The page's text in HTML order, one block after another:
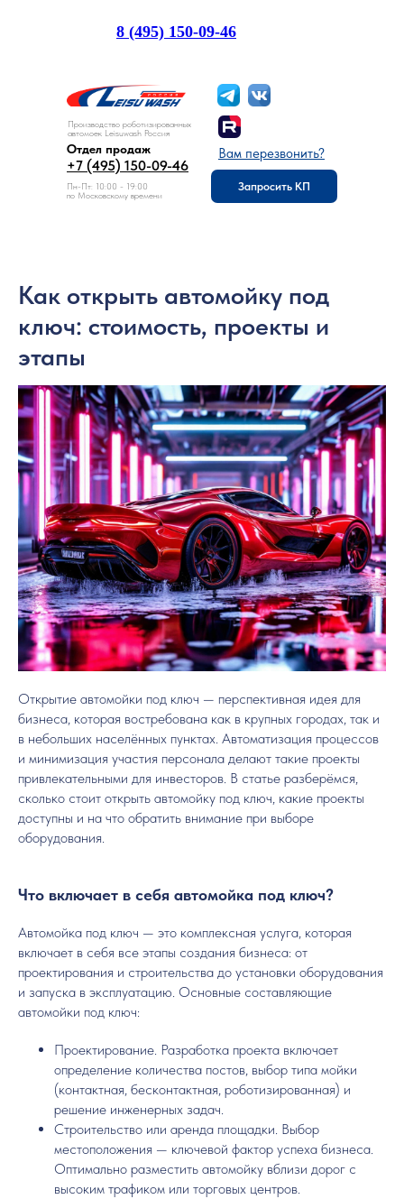
Производство роботизированных
автомоек Leisuwash Россия
+7 (495) 150-09-46
Отдел продаж
Пн-Пт: 10:00 - 19:00
по Московскому времени
Вам перезвонить?
Запросить КП
8 (495) 150-09-46
Как открыть автомойку под
ключ: стоимость, проекты и
этапы
Открытие автомойки под ключ — перспективная идея для
бизнеса, которая востребована как в крупных городах, так и
в небольших населённых пунктах. Автоматизация процессов
и минимизация участия персонала делают такие проекты
привлекательными для инвесторов. В статье разберёмся,
сколько стоит открыть автомойку под ключ, какие проекты
доступны и на что обратить внимание при выборе
оборудования.
Что включает в себя автомойка под ключ?
Автомойка под ключ — это комплексная услуга, которая
включает в себя все этапы создания бизнеса: от
проектирования и строительства до установки оборудования
и запуска в эксплуатацию. Основные составляющие
автомойки под ключ:
Проектирование. Разработка проекта включает
определение количества постов, выбор типа мойки
(контактная, бесконтактная, роботизированная) и
решение инженерных задач.
Строительство или аренда площадки. Выбор
местоположения — ключевой фактор успеха бизнеса.
Оптимально разместить автомойку вблизи дорог с
высоким трафиком или торговых центров.